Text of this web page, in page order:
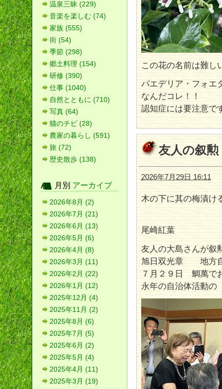
この花の名前は難し
パエデリア・フォエ
なんだコレ！！
認知症には要注意で
友人の叙勲
2026年7月29日 16:11
木の下に其の梅漬け
尾崎紅葉
友人の大島さんが叙
旭日双光章 地方
７月２９日 鯛萬で
永年の自治体活動の
温泉三昧 (229)
音楽を楽しむ (74)
家族 (555)
街 (54)
季節 (298)
郷土料理 (154)
研修 (390)
仕事 (1040)
自然とともに (710)
写真 (64)
猫のチビ (28)
農家の暮らし (591)
旅 (72)
歴史散歩 (138)
月別 アーカイブ
2026年8月 (2)
2026年7月 (21)
2026年6月 (13)
2026年5月 (6)
2026年4月 (8)
2026年3月 (11)
2026年2月 (22)
2026年1月 (12)
2025年12月 (4)
2025年11月 (2)
2025年8月 (6)
2025年7月 (5)
2025年6月 (2)
2025年5月 (4)
2025年4月 (11)
2025年3月 (19)